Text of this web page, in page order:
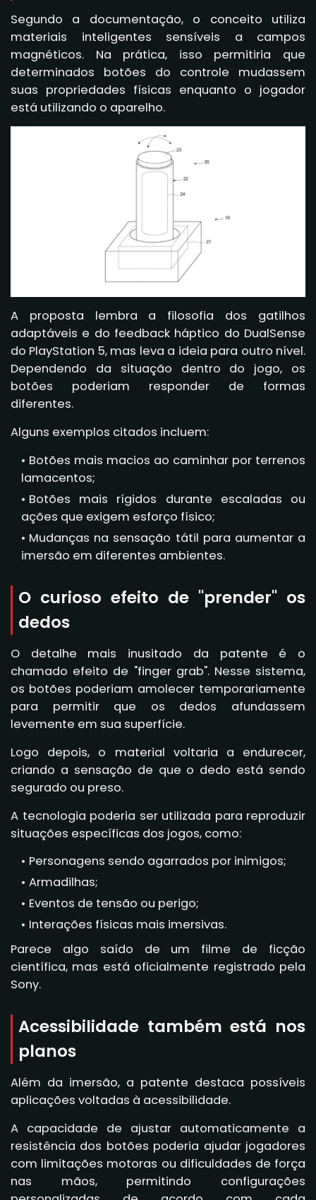
Segundo a documentação, o conceito utiliza
materiais inteligentes sensíveis a campos
magnéticos. Na prática, isso permitiria que
determinados botões do controle mudassem
suas propriedades físicas enquanto o jogador
está utilizando o aparelho.
A proposta lembra a filosofia dos gatilhos
adaptáveis e do feedback háptico do DualSense
do PlayStation 5, mas leva a ideia para outro nível.
Dependendo da situação dentro do jogo, os
botões poderiam responder de formas
diferentes.
Alguns exemplos citados incluem:
Botões mais macios ao caminhar por terrenos
lamacentos;
Botões mais rígidos durante escaladas ou
ações que exigem esforço físico;
Mudanças na sensação tátil para aumentar a
imersão em diferentes ambientes.
O curioso efeito de "prender" os
dedos
O detalhe mais inusitado da patente é o
chamado efeito de "finger grab". Nesse sistema,
os botões poderiam amolecer temporariamente
para permitir que os dedos afundassem
levemente em sua superfície.
Logo depois, o material voltaria a endurecer,
criando a sensação de que o dedo está sendo
segurado ou preso.
A tecnologia poderia ser utilizada para reproduzir
situações específicas dos jogos, como:
Personagens sendo agarrados por inimigos;
Armadilhas;
Eventos de tensão ou perigo;
Interações físicas mais imersivas.
Parece algo saído de um filme de ficção
científica, mas está oficialmente registrado pela
Sony.
Acessibilidade também está nos
planos
Além da imersão, a patente destaca possíveis
aplicações voltadas à acessibilidade.
A capacidade de ajustar automaticamente a
resistência dos botões poderia ajudar jogadores
com limitações motoras ou dificuldades de força
nas mãos, permitindo configurações